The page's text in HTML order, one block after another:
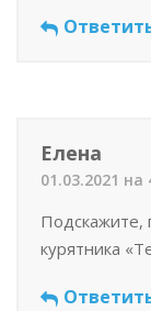
Елена
01.03.2021 на
Подскажите,
курятника